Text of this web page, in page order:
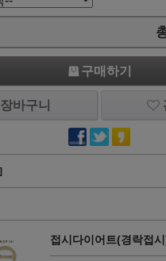
구매하기
장바구니
접시다이어트(경락접